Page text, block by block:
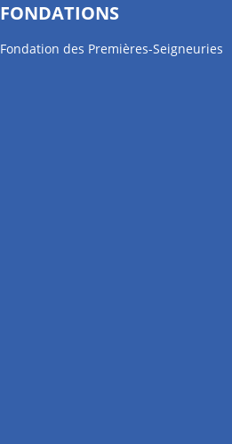
FONDATIONS
Fondation des Premières-Seigneuries